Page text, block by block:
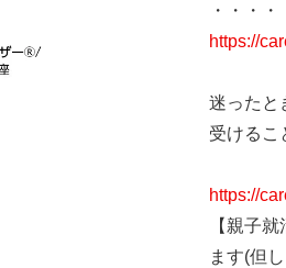
・・・
https://
迷ったと
受けるこ
https://
【親子
ます(但